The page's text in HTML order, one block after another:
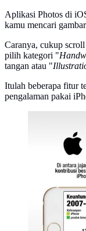
Aplikasi Photos di
kamu mencari
Caranya, cukup
pilih kategori "
tangan atau "
Itulah beberapa fitur
pengalaman pakai